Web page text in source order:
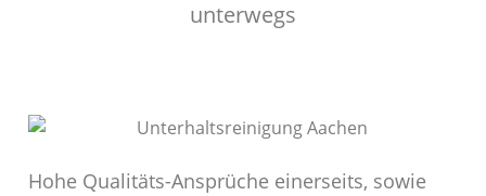
unterwegs
Hohe Qualitäts-Ansprüche einerseits, sowie